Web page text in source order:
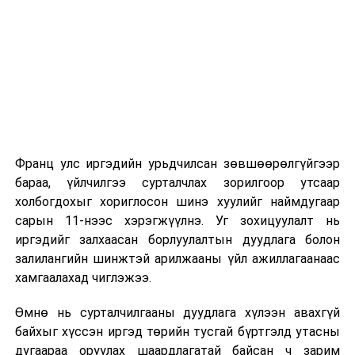
хамт өргөн
мэдүүлсэн
хуулийн
төслүүд/
УИХ-ын
гишүүн
ны өдөр
өргөн
мэдүүлсэн,
2026 оны 9 дүгээр сарын 13-наас оюутнуудыг
дотуур байранд оруулж эхэлнэ.
Сургууль, цэцэрлэгийн үйл ажиллагааны
зохицуулалт
2026 оны 8 дугаар сарын 17–28-ны өдрүүдэд
байранд элсэлт, бүртгэл болон бусад аливаа
арга хэмжээ зохион байгуулахгүй болно.
Франц улс иргэдийн урьдчилсан зөвшөөрөлгүйгээр
бараа, үйлчилгээ сурталчлах зорилгоор утсаар
холбогдохыг хориглосон шинэ хуулийг наймдугаар
сарын 11-нээс хэрэгжүүлнэ. Уг зохицуулалт нь
иргэдийг залхаасан борлуулалтын дуудлага болон
залилангийн шинжтэй арилжааны үйл ажиллагаанаас
хамгаалахад чиглэжээ.
Өмнө нь сурталчилгааны дуудлага хүлээн авахгүй
байхыг хүссэн иргэд төрийн тусгай бүртгэлд утасны
дугаараа оруулах шаардлагатай байсан ч зарим